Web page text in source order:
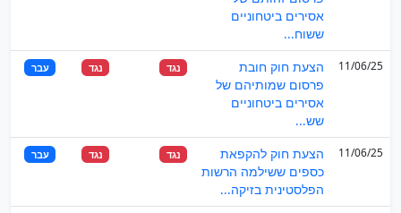
אסירים ביטחוניים
ששוח...
11/06/25
הצעת חוק חובת
פרסום שמותיהם של
אסירים ביטחוניים
שש...
נגד נגד עבר
11/06/25
הצעת חוק להקפאת
כספים ששילמה הרשות
הפלסטינית בזיקה...
נגד נגד עבר